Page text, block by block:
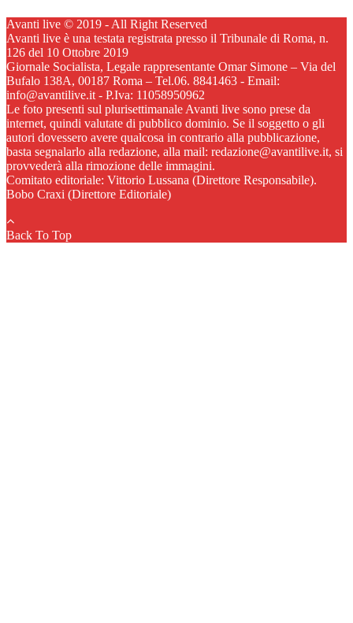
Avanti live © 2019 - All Right Reserved
Avanti live è una testata registrata presso il Tribunale di Roma, n.
126 del 10 Ottobre 2019
Giornale Socialista, Legale rappresentante Omar Simone – Via del
Bufalo 138A, 00187 Roma – Tel.06. 8841463 - Email:
info@avantilive.it - P.Iva: 11058950962
Le foto presenti sul plurisettimanale Avanti live sono prese da
internet, quindi valutate di pubblico dominio. Se il soggetto o gli
autori dovessero avere qualcosa in contrario alla pubblicazione,
basta segnalarlo alla redazione, alla mail: redazione@avantilive.it, si
provvederà alla rimozione delle immagini.
Comitato editoriale: Vittorio Lussana (Direttore Responsabile).
Bobo Craxi (Direttore Editoriale)
Back To Top